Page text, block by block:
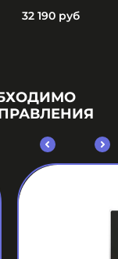
32 190 руб